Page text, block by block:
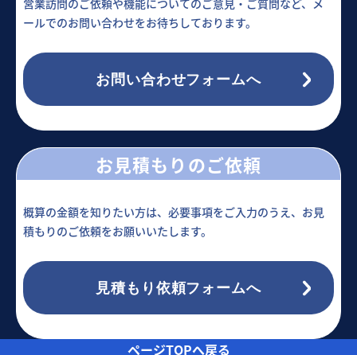
営業訪問のご依頼や機能についてのご意見・ご質問など、メ
ールでのお問い合わせをお待ちしております。
お問い合わせフォームへ
お見積もりのご依頼
概算の金額を知りたい方は、必要事項をご入力のうえ、お見
積もりのご依頼をお願いいたします。
見積もり依頼フォームへ
ページTOPへ戻る